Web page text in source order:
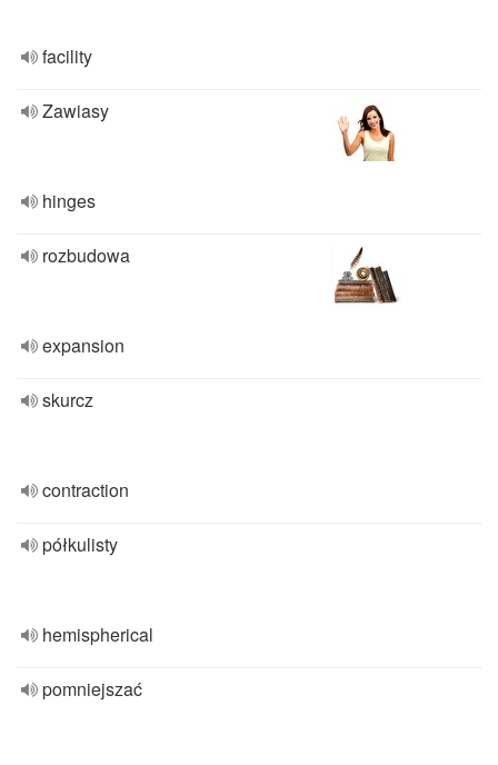
facility
Zawiasy
hinges
rozbudowa
expansion
skurcz
contraction
półkulisty
hemispherical
pomniejszać